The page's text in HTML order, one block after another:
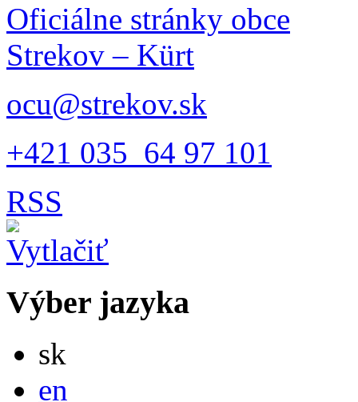
Oficiálne stránky obce
Strekov – Kürt
ocu@strekov.sk
+421 035 64 97 101
RSS
Výber jazyka
sk
en